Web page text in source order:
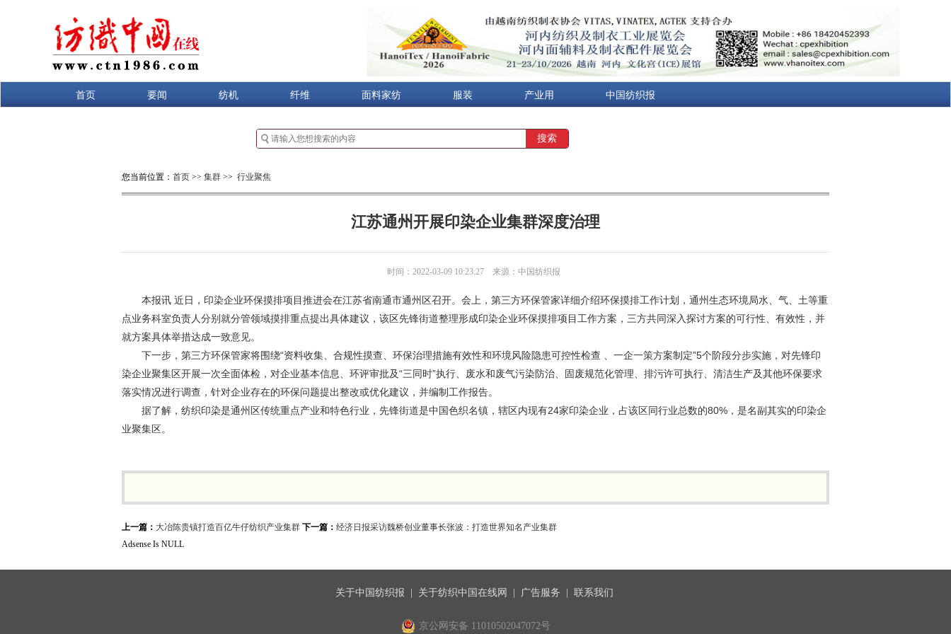
首页 要闻 纺机 纤维 面料家纺 服装 产业用 中国纺织报
您当前位置： 首页 >> 集群 >> 行业聚焦
江苏通州开展印染企业集群深度治理
时间：2022-03-09 10:23:27来源：中国纺织报
本报讯 近日，印染企业环保摸排项目推进会在江苏省南通市通州区召开。会上，第三方环保管家详细介绍环保摸排工作计划，通州生态环境局水、气、土等重
点业务科室负责人分别就分管领域摸排重点提出具体建议，该区先锋街道整理形成印染企业环保摸排项目工作方案，三方共同深入探讨方案的可行性、有效性，并
就方案具体举措达成一致意见。
下一步，第三方环保管家将围绕“资料收集、合规性摸查、环保治理措施有效性和环境风险隐患可控性检查 、一企一策方案制定”5个阶段分步实施，对先锋印
染企业聚集区开展一次全面体检，对企业基本信息、环评审批及“三同时”执行、废水和废气污染防治、固废规范化管理、排污许可执行、清洁生产及其他环保要求
落实情况进行调查，针对企业存在的环保问题提出整改或优化建议，并编制工作报告。
据了解，纺织印染是通州区传统重点产业和特色行业，先锋街道是中国色织名镇，辖区内现有24家印染企业，占该区同行业总数的80%，是名副其实的印染企
业聚集区。
上一篇： 大冶陈贵镇打造百亿牛仔纺织产业集群 下一篇： 经济日报采访魏桥创业董事长张波：打造世界知名产业集群
Adsense Is NULL
关于中国纺织报 关于纺织中国在线网 广告服务 联系我们
京公网安备 11010502047072号